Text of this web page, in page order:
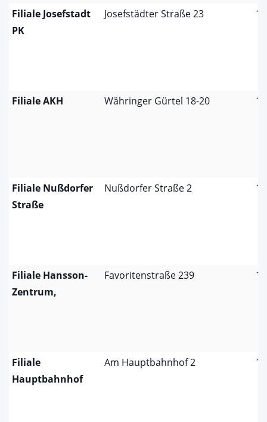
Filiale Josefstadt
PK
Josefstädter Straße 23
Filiale AKH Währinger Gürtel 18-20
Filiale Nußdorfer
Straße
Nußdorfer Straße 2
Filiale Hansson-
Zentrum,
Favoritenstraße 239
Filiale
Hauptbahnhof
Am Hauptbahnhof 2